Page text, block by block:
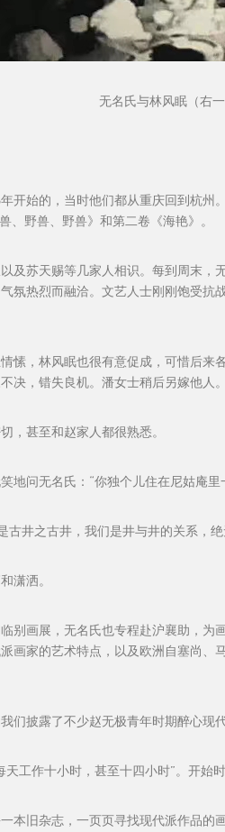
无名氏与林风眠（右
开始的，当时他们都从重庆回到杭
、野兽、野兽》和第二卷《海艳》。
及苏天赐等几家人相识。每到周末
氛热烈而融洽。文艺人士刚刚饱受
愫，林风眠也很有意促成，可惜后
决，错失良机。潘女士稍后另嫁他人。
，甚至和赵家人都很熟悉。
地问无名氏：“你独个儿住在尼姑庵
古井之古井，我们是井与井的关系，绝
潇洒。
别画展，无名氏也专程赴沪襄助，
画家的艺术特点，以及欧洲自塞尚
们披露了不少赵无极青年时期醉心现
工作十小时，甚至十四小时”。开始
本旧杂志，一页页寻找现代派作品